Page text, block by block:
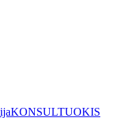
KONSULTUOKIS